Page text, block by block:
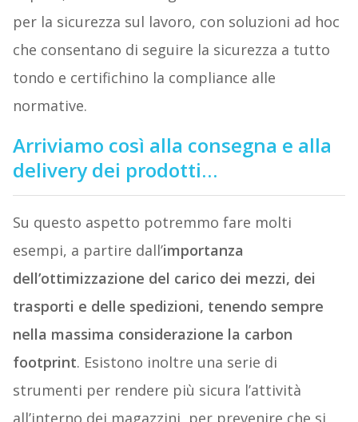
per la sicurezza sul lavoro, con soluzioni ad hoc
che consentano di seguire la sicurezza a tutto
tondo e certifichino la compliance alle
normative.
Arriviamo così alla consegna e alla
delivery dei prodotti…
Su questo aspetto potremmo fare molti
esempi, a partire dall’importanza
dell’ottimizzazione del carico dei mezzi, dei
trasporti e delle spedizioni, tenendo sempre
nella massima considerazione la carbon
footprint. Esistono inoltre una serie di
strumenti per rendere più sicura l’attività